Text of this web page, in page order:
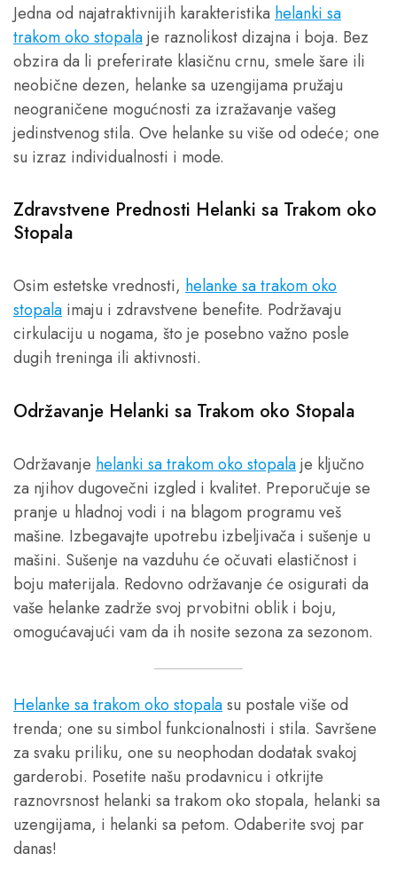
Jedna od najatraktivnijih karakteristika helanki sa
trakom oko stopalaje raznolikost dizajna i boja. Bez
obzira da li preferirate klasičnu crnu, smele šare ili
neobične dezen, helanke sa uzengijama pružaju
neograničene mogućnosti za izražavanje vašeg
jedinstvenog stila. Ove helanke su više od odeće; one
su izraz individualnosti i mode.
Zdravstvene Prednosti Helanki sa Trakom oko
Stopala
Osim estetske vrednosti, helanke sa trakom oko
stopala imaju i zdravstvene benefite. Podržavaju
cirkulaciju u nogama, što je posebno važno posle
dugih treninga ili aktivnosti.
Održavanje Helanki sa Trakom oko Stopala
Održavanje helanki sa trakom oko stopalaje ključno
za njihov dugovečni izgled i kvalitet. Preporučuje se
pranje u hladnoj vodi i na blagom programu veš
mašine. Izbegavajte upotrebu izbeljivača i sušenje u
mašini. Sušenje na vazduhu će očuvati elastičnost i
boju materijala. Redovno održavanje će osigurati da
vaše helanke zadrže svoj prvobitni oblik i boju,
omogućavajući vam da ih nosite sezona za sezonom.
Helanke sa trakom oko stopalasu postale više od
trenda; one su simbol funkcionalnosti i stila. Savršene
za svaku priliku, one su neophodan dodatak svakoj
garderobi. Posetite našu prodavnicu i otkrijte
raznovrsnost helanki sa trakom oko stopala, helanki sa
uzengijama, i helanki sa petom. Odaberite svoj par
danas!